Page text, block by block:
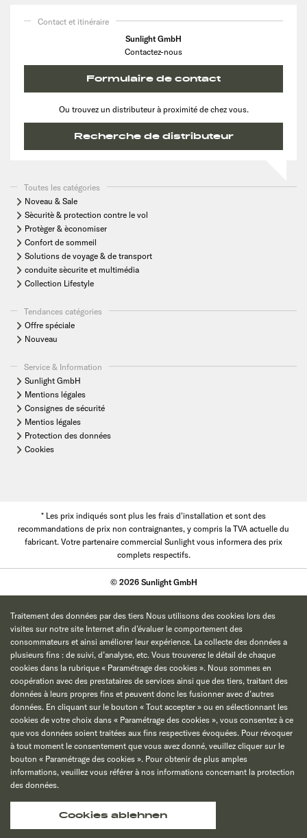
Contact et itinéraire
Sunlight GmbH
Contactez-nous
Formulaire de contact
Ou trouvez un distributeur à proximité de chez vous.
Recherche de distributeur
Toutes les catégories
Noveau & Sale
Sècuritè & protection contre le vol
Protèger & èconomiser
Confort de sommeil
Solutions de voyage & de transport
conduite sècurite et multimédia
Collection Lifestyle
Tendances catégories
Offre spéciale
Nouveau
Service & Information
Sunlight GmbH
Mentions légales
Consignes de sécurité
Mentios légales
Protection des données
Cookies
* Les prix indiqués sont plus les frais d'installation et sont des
recommandations de prix non contraignantes, y compris la TVA actuelle du
fabricant. Votre partenaire commercial Sunlight vous informera des prix
complets respectifs.
© 2026 Sunlight GmbH
Traitement des données par des tiers Nous utilisons des cookies lors des
visites sur notre site Internet afin d’évaluer le comportement des
consommateurs et ainsi améliorer leur expérience. La collecte des données a
plusieurs fins : de suivi, d’analyse, etc. Vous trouverez le détail de chaque
cookies dans la rubrique « Paramétrage des cookies ». Nous sommes en
coopération avec des prestataires de services ainsi que des tiers, traitant des
données à leurs propres fins et peuvent donc les fusionner avec d’autres
données. En cliquant sur le bouton « Tout accepter » ou en sélectionnant les
cookies de votre choix dans « Paramétrage des cookies », vous consentez à ce
que vos données soient traitées aux fins respectives évoquées. Pour révoquer
à tout moment le consentement que vous avez donné, veuillez cliquer sur le
bouton « Paramétrage des cookies ». Pour obtenir de plus amples
informations, veuillez vous référer à nos informations concernant la protection
des données.
Cookies ablehnen